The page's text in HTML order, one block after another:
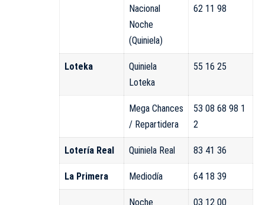
Nacional
Noche
(Quiniela)
62 11 98
Loteka
Quiniela
Loteka
55 16 25
Mega Chances
/ Repartidera
53 08 68 98 1
2
Lotería Real Quiniela Real 83 41 36
La Primera Mediodía 64 18 39
Noche 03 12 00